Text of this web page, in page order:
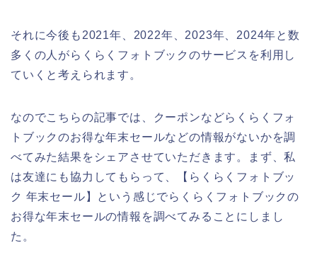
それに今後も2021年、2022年、2023年、2024年と数
多くの人がらくらくフォトブックのサービスを利用し
ていくと考えられます。
なのでこちらの記事では、クーポンなどらくらくフォ
トブックのお得な年末セールなどの情報がないかを調
べてみた結果をシェアさせていただきます。まず、私
は友達にも協力してもらって、【らくらくフォトブッ
ク 年末セール】という感じでらくらくフォトブックの
お得な年末セールの情報を調べてみることにしまし
た。